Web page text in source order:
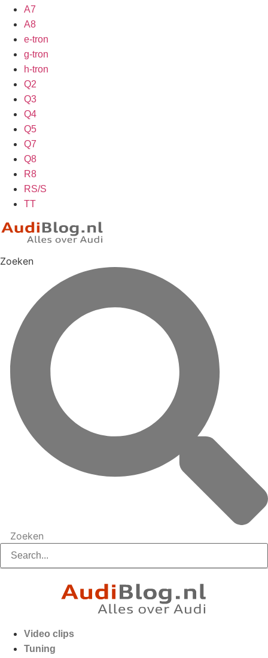
A7
A8
e-tron
g-tron
h-tron
Q2
Q3
Q4
Q5
Q7
Q8
R8
RS/S
TT
Zoeken
Zoeken
Video clips
Tuning